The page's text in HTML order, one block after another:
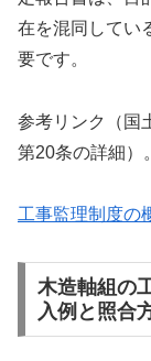
在を混同してい
要です。
参考リンク（国
第20条の詳細）。
工事監理制度の
木造軸組の
入例と照合